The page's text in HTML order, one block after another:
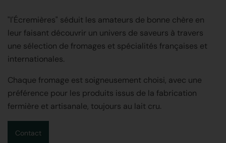
"l'Écremières" séduit les amateurs de bonne chère en
leur faisant découvrir un univers de saveurs à travers
une sélection de fromages et spécialités françaises et
internationales.
Chaque fromage est soigneusement choisi, avec une
préférence pour les produits issus de la fabrication
fermière et artisanale, toujours au lait cru.
Contact